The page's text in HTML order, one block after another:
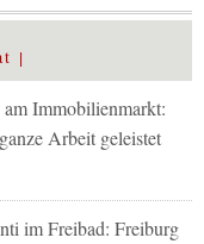
Immobilienmarkt:
Arbeit geleistet
im Freibad: Freiburg